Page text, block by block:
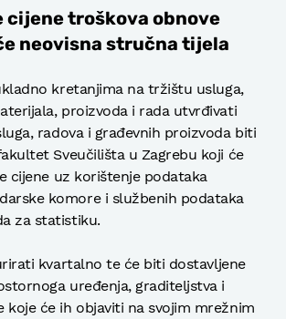
cijene troškova obnove
neovisna stručna tijela
kretanjima na tržištu usluga,
proizvoda i rada utvrđivati
radova i građevnih proizvoda biti
Sveučilišta u Zagrebu koji će
cijene uz korištenje podataka
komore i službenih podataka
za statistiku.
kvartalno te će biti dostavljene
uređenja, graditeljstva i
koje će ih objaviti na svojim mrežnim